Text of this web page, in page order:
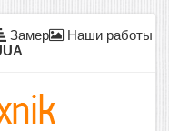
Замер
Наши работы
UA